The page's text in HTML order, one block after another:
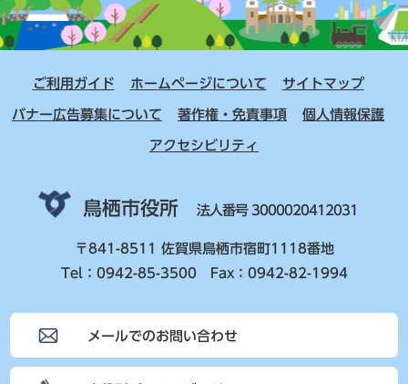
ご利用ガイド ホームページについて サイトマップ
バナー広告募集について 著作権・免責事項 個人情報保護
アクセシビリティ
鳥栖市役所 法人番号 3000020412031
〒841-8511 佐賀県鳥栖市宿町1118番地
Tel：0942-85-3500 Fax：0942-82-1994
メールでのお問い合わせ